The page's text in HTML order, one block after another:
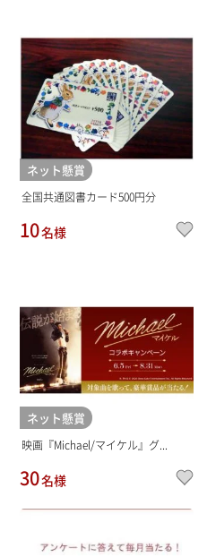
ネット懸賞
全国共通図書カード500円分
10名様
ネット懸賞
映画『Michael/マイケル』グ...
30名様